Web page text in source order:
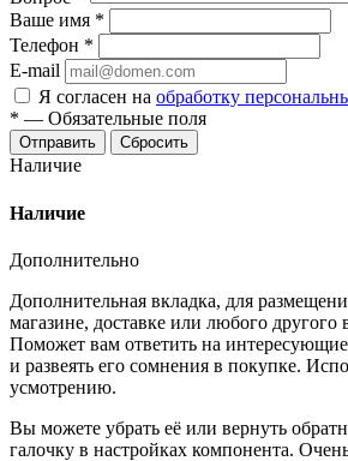
Ваше имя *
Телефон *
E-mail
Я согласен на обработку
* — Обязательные поля
Отправить Сбросить
Наличие
Наличие
Дополнительно
Дополнительная вкладка, для
магазине, доставке или любого другого
Поможет вам ответить на
и развеять его сомнения в покупке.
усмотрению.
Вы можете убрать её или вернуть
галочку в настройках компонента.